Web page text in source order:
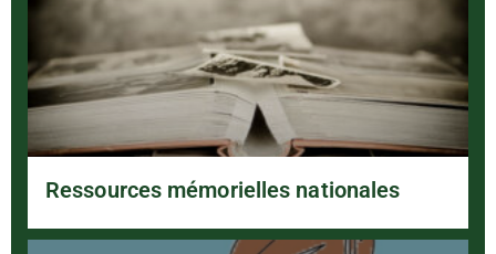
Ressources mémorielles nationales